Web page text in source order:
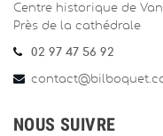
Centre historique de
Près de la cathédrale
02 97 47 56 92
NOUS SUIVRE